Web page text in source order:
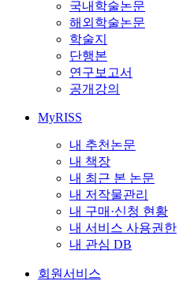
국내학술논문
해외학술논문
학술지
단행본
연구보고서
공개강의
MyRISS
내 추천논문
내 책장
내 최근 본 논문
내 저작물관리
내 구매·신청 현황
내 서비스 사용권한
내 관심 DB
회원서비스